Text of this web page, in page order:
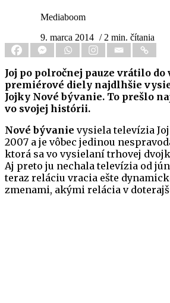
Mediaboom
9. marca 2014 / 2 min. čítania
Joj po polročnej pauze vrátilo
premiérové diely najdlhšie
Jojky Nové bývanie. To prešlo
vo svojej histórii.
Nové bývanie vysiela televízia
2007 a je vôbec jedinou
ktorá sa vo vysielaní trhovej
Aj preto ju nechala televízia od
teraz reláciu vracia ešte
zmenami, akými relácia v